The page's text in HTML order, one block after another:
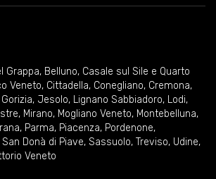
Grappa, Belluno, Casale sul Sile e Quarto
Veneto, Cittadella, Conegliano, Cremona,
Gorizia, Jesolo, Lignano Sabbiadoro, Lodi,
, Mirano, Mogliano Veneto, Montebelluna,
, Parma, Piacenza, Pordenone,
San Donà di Piave, Sassuolo, Treviso, Udine,
Veneto